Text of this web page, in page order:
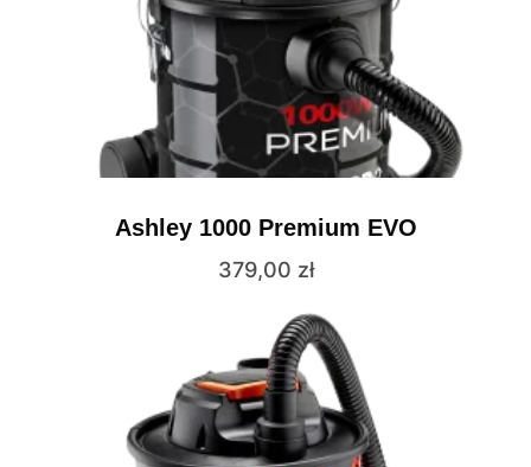
Ashley 1000 Premium EVO
379,00 zł